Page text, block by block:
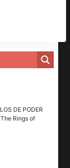
DE PODER
Rings of